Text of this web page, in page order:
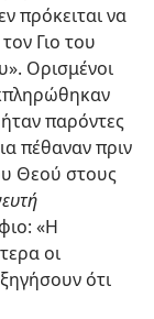
πρόκειται να
Γιο του
Ορισμένοι
παρόντες
πέθαναν πριν
Θεού στους
«Η
οι
ότι